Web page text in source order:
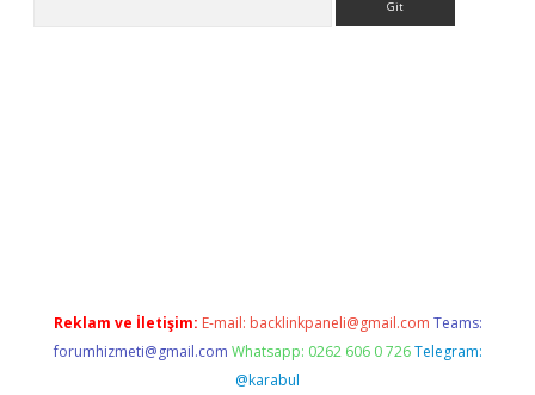
Reklam ve İletişim: E-mail: backlinkpaneli@gmail.com Teams:
forumhizmeti@gmail.com Whatsapp: 0262 606 0 726 Telegram:
@karabul